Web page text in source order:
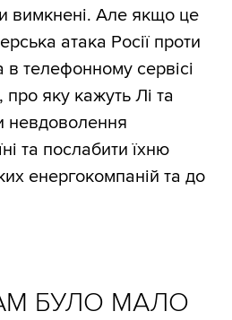
вимкнені. Але якщо це
атака Росії проти
в телефонному сервісі
яку кажуть Лі та
невдоволення
та послабити їхню
енергокомпаній та до
БУЛО МАЛО